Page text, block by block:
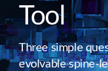
Tool
Three simple
evolvable spine-